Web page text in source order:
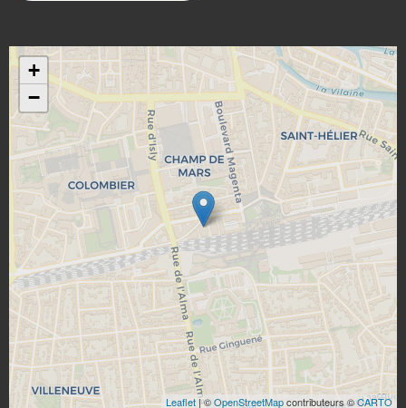
+
−
Leaflet| ©OpenStreetMapcontributeurs ©CARTO